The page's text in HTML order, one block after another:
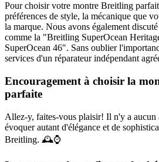
Pour choisir votre montre Breitling
préférences de style, la mécanique que
la marque. Nous avons également
comme la "Breitling SuperOcean
SuperOcean 46". Sans oublier
services d'un réparateur indépendant
Encouragement à choisir la
parfaite
Allez-y, faites-vous plaisir! Il n'y a aucun
évoquer autant d'élégance et de
Breitling. 🕰⌚